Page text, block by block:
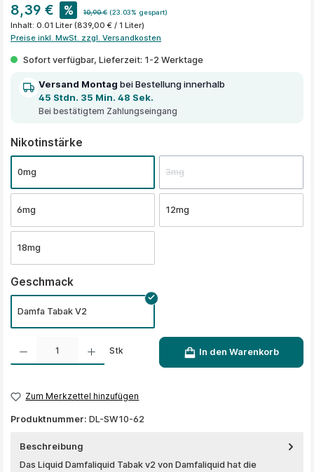
8,39 € % 10,90 € (23.03% gespart)
Inhalt: 0.01 Liter (839,00 € / 1 Liter)
Preise inkl. MwSt. zzgl. Versandkosten
Sofort verfügbar, Lieferzeit: 1-2 Werktage
Versand Montag bei Bestellung innerhalb
45 Stdn. 35 Min. 48 Sek.
Bei bestätigtem Zahlungseingang
Nikotinstärke
0mg 3mg
6mg 12mg
18mg
Geschmackauswählen
Damfa Tabak V2
Produkt Anzahl: Gib den gewünschten Wert ein oder benutze die Schaltflächen um die
Stk In den Warenkorb
Zum Merkzettel hinzufügen
Produktnummer: DL-SW10-62
Beschreibung
Das Liquid Damfaliquid Tabak v2 von Damfaliquid hat die